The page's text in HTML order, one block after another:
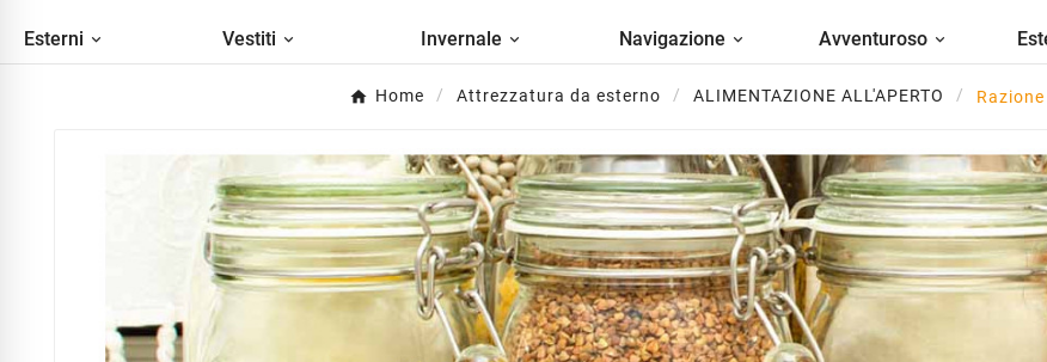
Esterni Vestiti Invernale Navigazione Avventuroso
Home Attrezzatura da esterno ALIMENTAZIONE ALL'APERTO